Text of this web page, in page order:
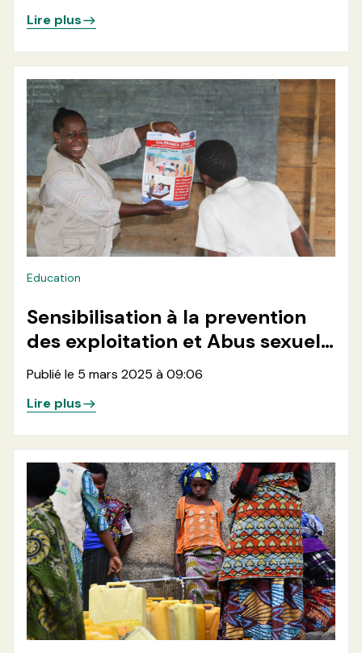
rétournés dans les localités de
Kimoka et Bweremana en
province du Nord-Kivu
Lire plus
Education
Sensibilisation à la prevention
des exploitation et Abus sexuels
(PSEA) au sein des écoles de la
Nyiragongo
Publié le 5 mars 2025 à 09:06
Lire plus